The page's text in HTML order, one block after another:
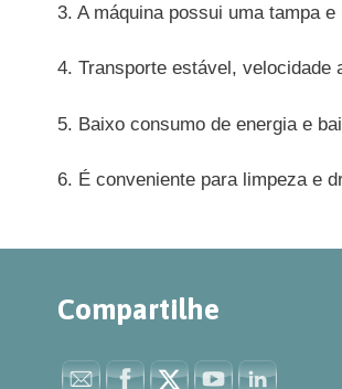
3. A máquina possui uma tampa
4. Transporte estável,
5. Baixo consumo de energia e
6. É conveniente para limpeza e
Compartilhe